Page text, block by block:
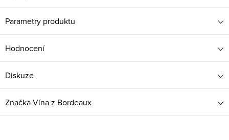
Parametry produktu
Hodnocení
Diskuze
ZnačkaVína z Bordeaux